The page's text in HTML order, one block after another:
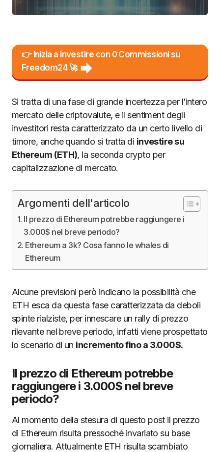
👉 Inizia a investire con 0 Commissioni su
Freedom24 🚀
Si tratta di una fase di grande incertezza per l’intero
mercato delle criptovalute, e il sentiment degli
investitori resta caratterizzato da un certo livello di
timore, anche quando si tratta di investire su
Ethereum (ETH), la seconda crypto per
capitalizzazione di mercato.
Argomenti dell'articolo
Il prezzo di Ethereum potrebbe raggiungere i
3.000$ nel breve periodo?
Ethereum a 3k? Cosa fanno le whales di
Ethereum
Alcune previsioni però indicano la possibilità che
ETH esca da questa fase caratterizzata da deboli
spinte rialziste, per innescare un rally di prezzo
rilevante nel breve periodo, infatti viene prospettato
lo scenario di un incremento fino a 3.000$.
Il prezzo di Ethereum potrebbe
raggiungere i 3.000$ nel breve
periodo?
Al momento della stesura di questo post il prezzo
di Ethereum risulta pressoché invariato su base
giornaliera. Attualmente ETH risulta scambiato